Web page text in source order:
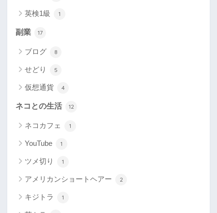
英検1級 1
副業 17
ブログ 8
せどり 5
仮想通貨 4
ネコとの生活 12
ネコカフェ 1
YouTube 1
ツメ切り 1
アメリカンショートヘアー 2
キジトラ 1